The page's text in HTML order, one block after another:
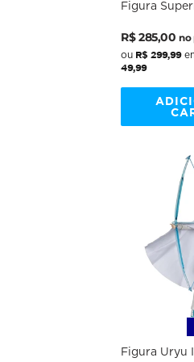
Figura
Superman
- 7" Scale -
Preço
normal
Preço
R$ 285,00no
ou R$ 299,99
49,99
Figura Uryu